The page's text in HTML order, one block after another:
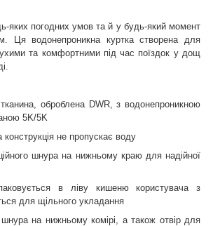
яких погодних умов та й у будь-який момент
Ця водонепроникна куртка створена для
та комфортними під час поїздок у дощ
оброблена DWR, з водонепроникною
5K/5K
конструкція не пропускає воду
шнура на нижньому краю для надійної
в ліву кишеню користувача з
для щільного укладання
шнура на нижньому комірі, а також отвір для